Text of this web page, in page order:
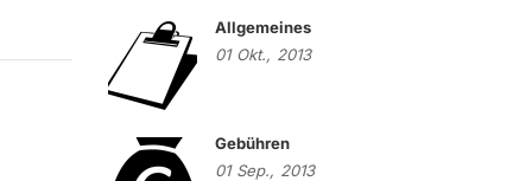
Allgemeines
01 Okt., 2013
Gebühren
01 Sep., 2013